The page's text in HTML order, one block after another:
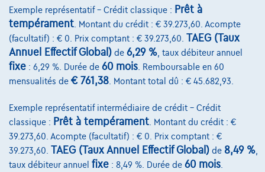
NOUVEAU PRIX
Exemple représentatif – Crédit classique : Prêt à
tempérament . Montant du crédit : € 39.273,60. Acompte
(facultatif) : € 0. Prix comptant : € 39.273,60. TAEG (Taux
Annuel Effectif Global) de 6,29 % , taux débiteur annuel
fixe : 6,29 %. Durée de 60 mois . Remboursable en 60
mensualités de € 761,38 . Montant total dû : € 45.682,93.
Exemple représentatif intermédiaire de crédit – Crédit
classique : Prêt à tempérament . Montant du crédit : €
39.273,60. Acompte (facultatif) : € 0. Prix comptant : €
39.273,60. TAEG (Taux Annuel Effectif Global) de 8,49 %
taux débiteur annuel fixe : 8,49 %. Durée de 60 mois